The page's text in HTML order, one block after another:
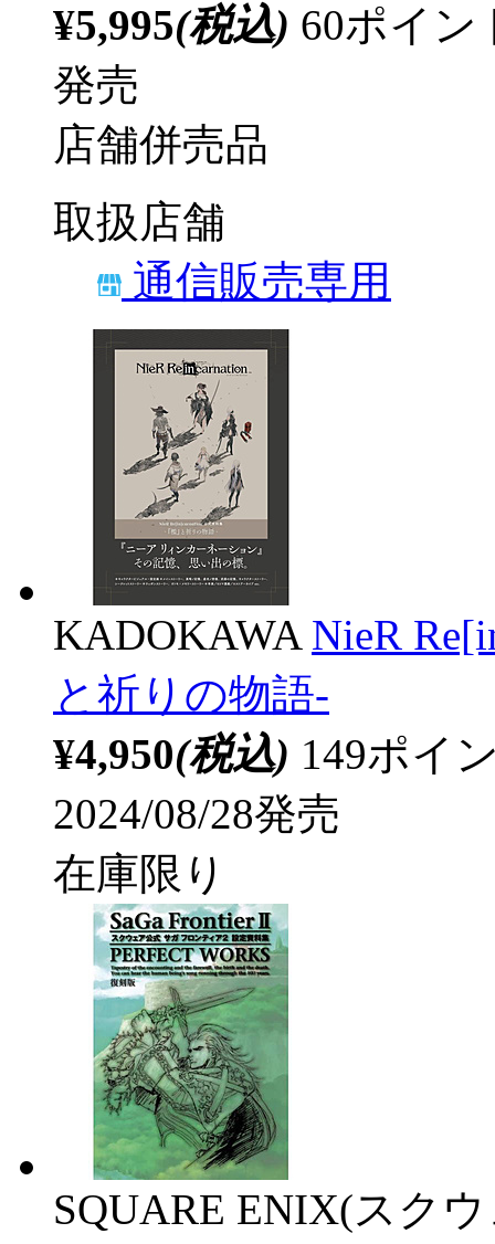
¥5,995(税込) 60ポイ
発売
店舗併売品
取扱店舗
通信販売専用
KADOKAWA NieR
と祈りの物語-
¥4,950(税込) 149ポイ
2024/08/28発売
在庫限り
SQUARE ENIX(スク